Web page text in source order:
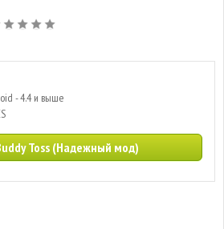
- 4.4 и выше
Toss (Надежный мод)